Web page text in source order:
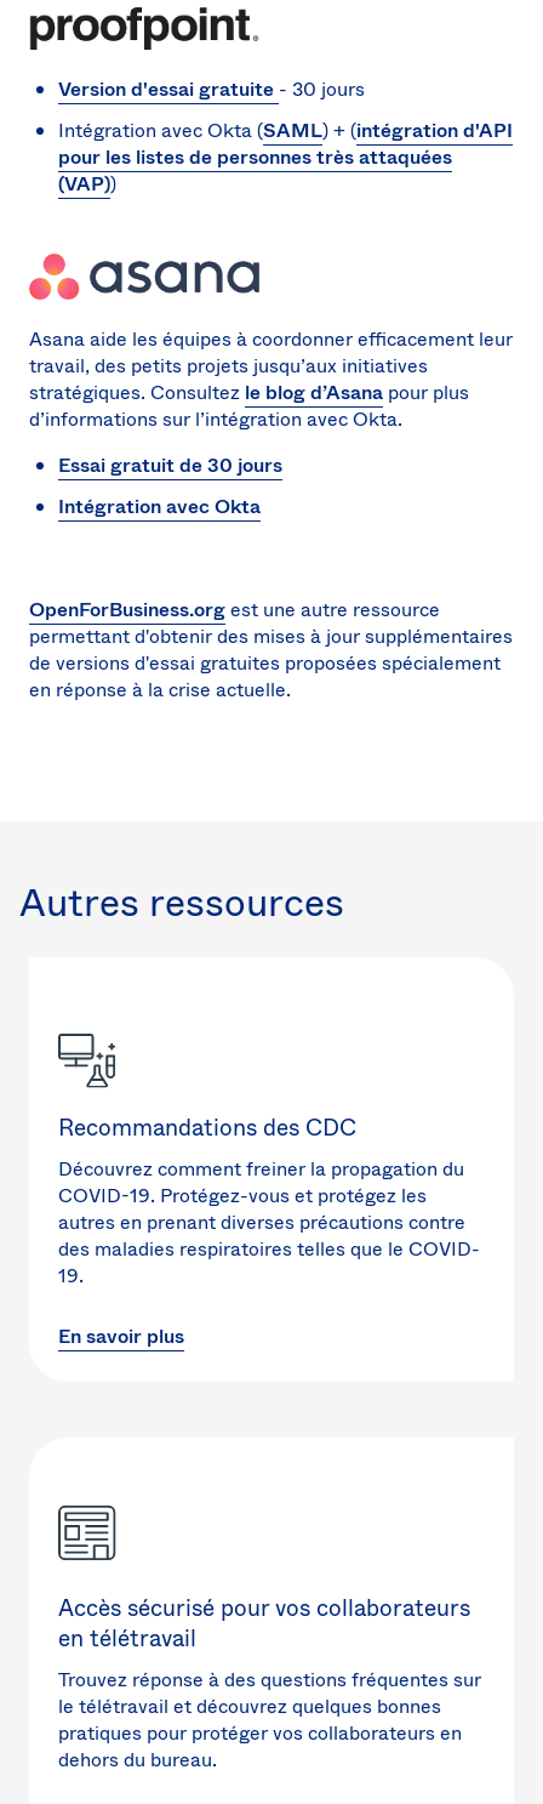
Version d'essai gratuite - 30 jours
Intégration avec Okta (SAML) + (intégration d'API
pour les listes de personnes très attaquées
(VAP))
Asana aide les équipes à coordonner efficacement leur
travail, des petits projets jusqu’aux initiatives
stratégiques. Consultez le blog d’Asana pour plus
d’informations sur l’intégration avec Okta.
Essai gratuit de 30 jours
Intégration avec Okta
OpenForBusiness.orgest une autre ressource
permettant d'obtenir des mises à jour supplémentaires
de versions d'essai gratuites proposées spécialement
en réponse à la crise actuelle.
Autres ressources
Recommandations des CDC
Découvrez comment freiner la propagation du
COVID-19. Protégez-vous et protégez les
autres en prenant diverses précautions contre
des maladies respiratoires telles que le COVID-
19.
En savoir plus
Accès sécurisé pour vos collaborateurs
en télétravail
Trouvez réponse à des questions fréquentes sur
le télétravail et découvrez quelques bonnes
pratiques pour protéger vos collaborateurs en
dehors du bureau.